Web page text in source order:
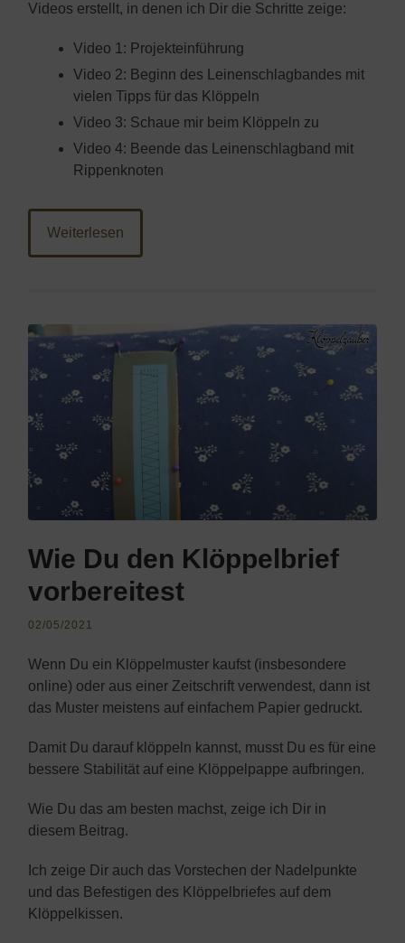
Videos erstellt, in denen ich Dir die Schritte zeige:
Video 1: Projekteinführung
Video 2: Beginn des Leinenschlagbandes mit
vielen Tipps für das Klöppeln
Video 3: Schaue mir beim Klöppeln zu
Video 4: Beende das Leinenschlagband mit
Rippenknoten
Weiterlesen
Wie Du den Klöppelbrief
vorbereitest
02/05/2021
Wenn Du ein Klöppelmuster kaufst (insbesondere
online) oder aus einer Zeitschrift verwendest, dann ist
das Muster meistens auf einfachem Papier gedruckt.
Damit Du darauf klöppeln kannst, musst Du es für eine
bessere Stabilität auf eine Klöppelpappe aufbringen.
Wie Du das am besten machst, zeige ich Dir in
diesem Beitrag.
Ich zeige Dir auch das Vorstechen der Nadelpunkte
und das Befestigen des Klöppelbriefes auf dem
Klöppelkissen.